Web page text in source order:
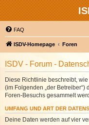
FAQ
ISDV-Homepage Foren
ISDV - Forum -
Diese Richtlinie beschreibt, wie
(im Folgenden „der
Foren-Besuchs gesammelt
UMFANG UND ART DER
Deine Daten werden auf vier